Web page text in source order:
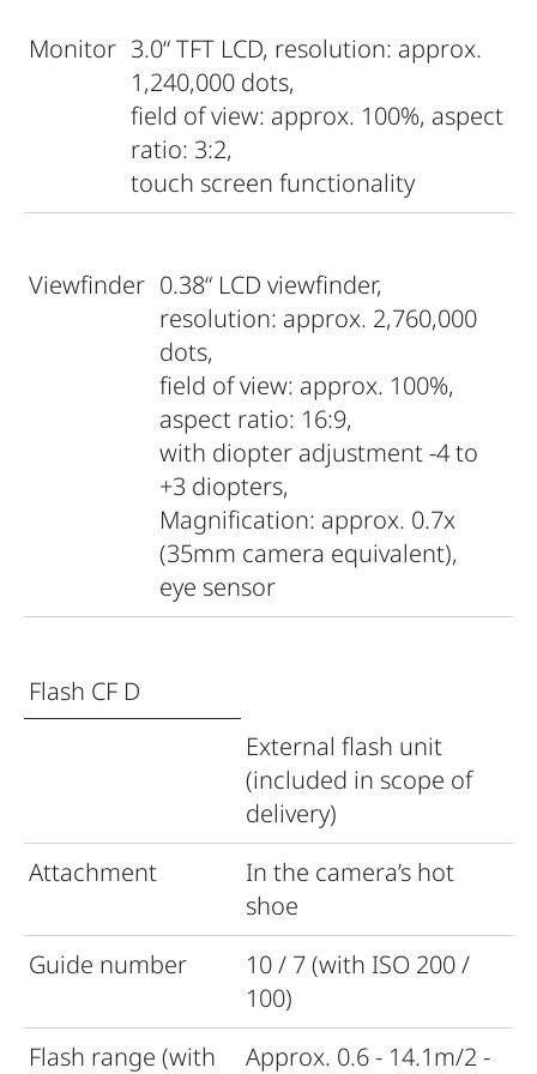
Monitor 3.0“ TFT LCD, resolution: approx.
1,240,000 dots,
field of view: approx. 100%, aspect
ratio: 3:2,
touch screen functionality
Viewfinder 0.38“ LCD viewfinder,
resolution: approx. 2,760,000
dots,
field of view: approx. 100%,
aspect ratio: 16:9,
with diopter adjustment -4 to
+3 diopters,
Magnification: approx. 0.7x
(35mm camera equivalent),
eye sensor
Flash CF D
External flash unit
(included in scope of
delivery)
Attachment
In the camera’s hot
shoe
Guide number
10 / 7 (with ISO 200 /
100)
Flash range (with
Approx. 0.6 - 14.1m/2 -